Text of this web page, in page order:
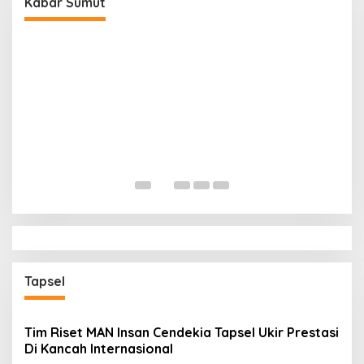
Tapsel
Tim Riset MAN Insan Cendekia Tapsel Ukir Prestasi
Di Kancah Internasional